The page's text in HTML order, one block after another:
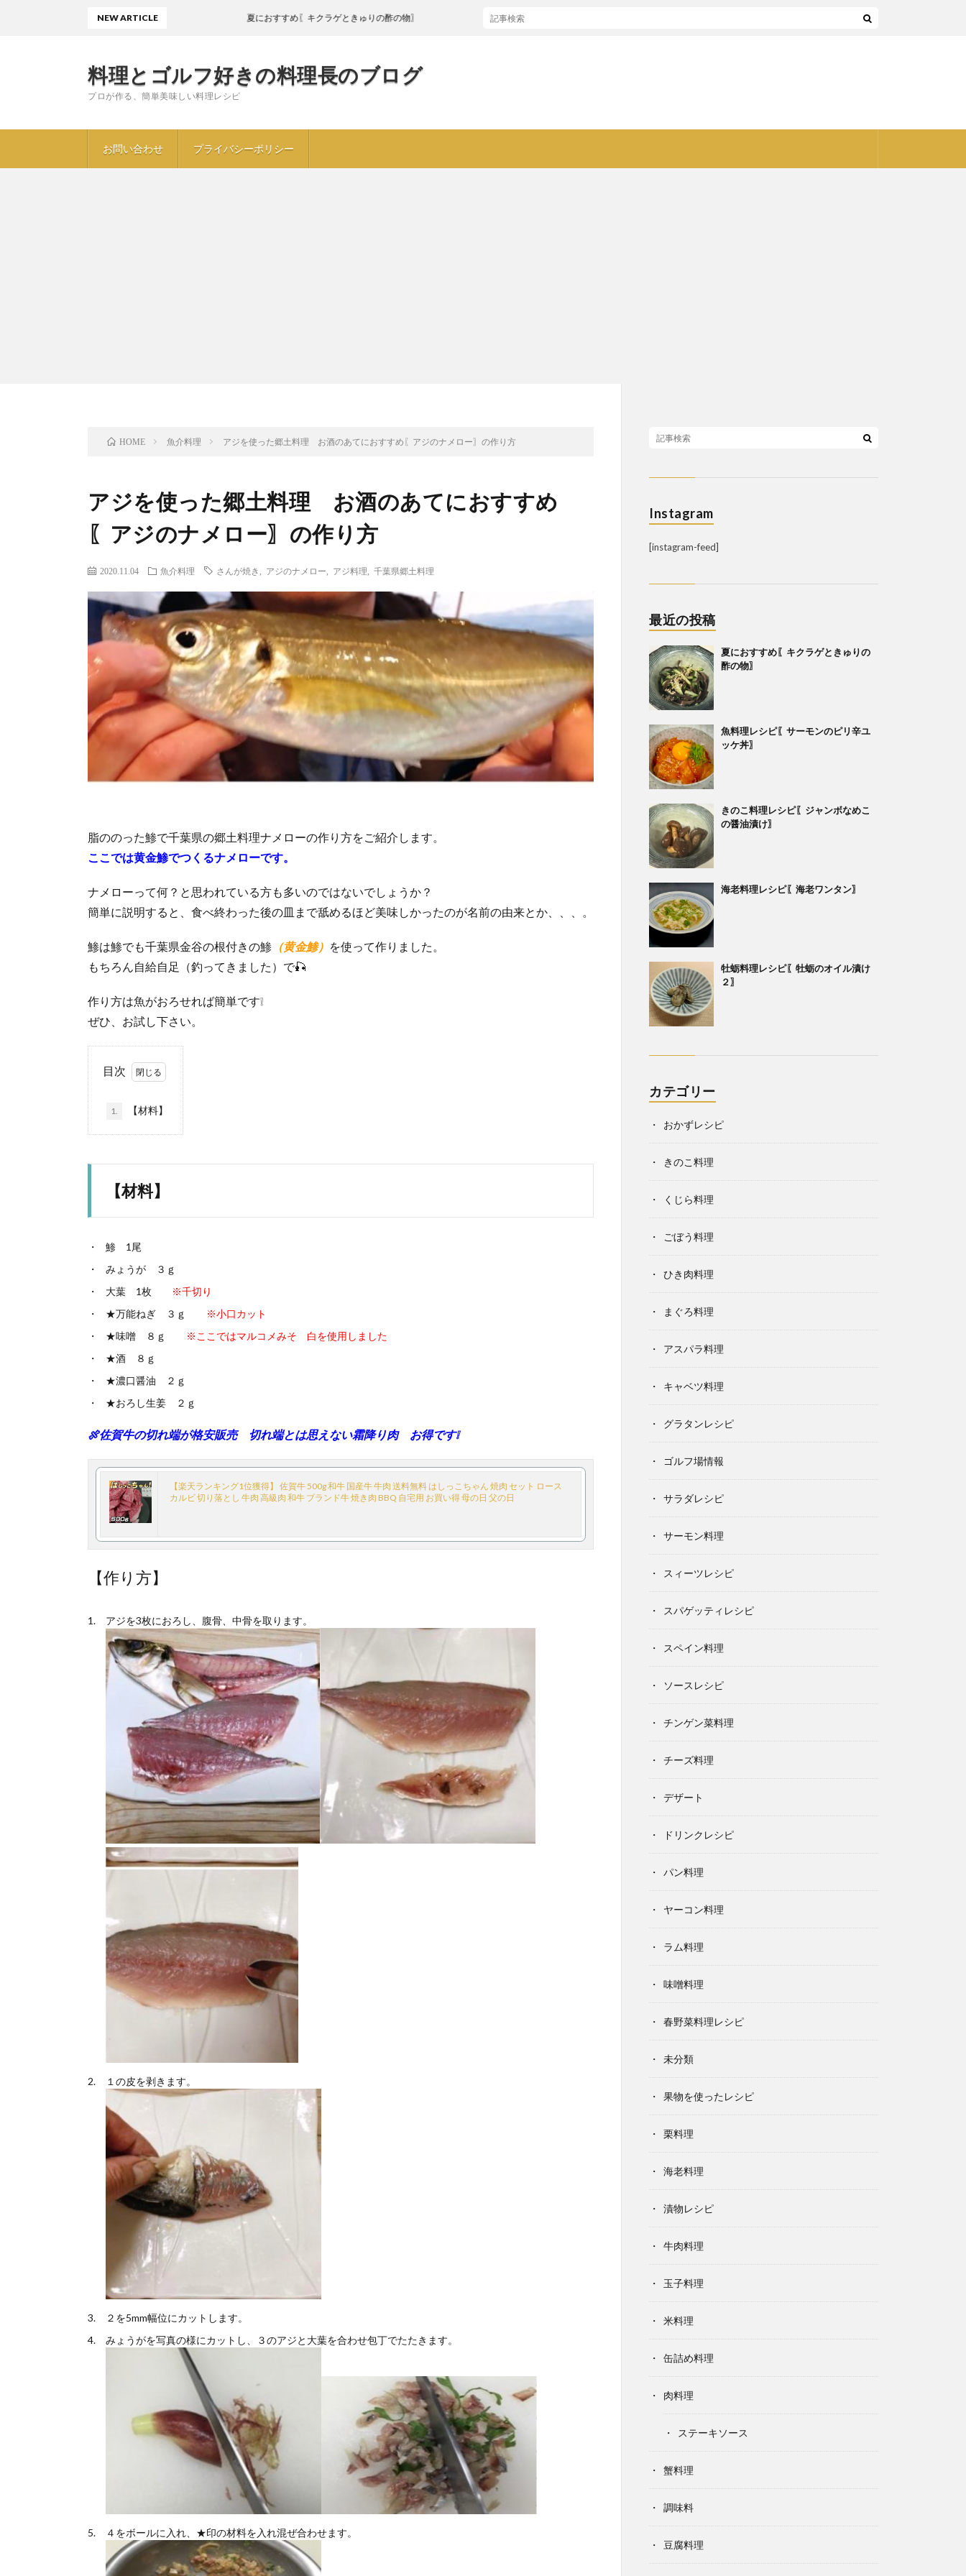
料理とゴルフ好きの料理長のブログ
プロが作る、簡単美味しい料理レシピ
お問い合わせ プライバシーポリシー
NEW ARTICLE 夏におすすめ〖キクラゲときゅりの酢の物〗
HOME 魚介料理 アジを使った郷土料理 お酒のあてにおすすめ〖アジのナメロー〗の作り方
アジを使った郷土料理 お酒のあてにおすすめ
〖アジのナメロー〗の作り方
2020.11.04 魚介料理 さんが焼き アジのナメロー アジ料理 千葉県郷土料理
脂ののった鯵で千葉県の郷土料理ナメローの作り方をご紹介します。
ここでは黄金鯵でつくるナメローです。
ナメローって何？と思われている方も多いのではないでしょうか？
簡単に説明すると、食べ終わった後の皿まで舐めるほど美味しかったのが名前の由来とか、、、。
鯵は鯵でも千葉県金谷の根付きの鯵 （黄金鯵） を使って作りました。
もちろん自給自足（釣ってきました）で🎣
作り方は魚がおろせれば簡単です❕
ぜひ、お試し下さい。
目次
1. 【材料】
【材料】
鯵 1尾
みょうが ３ｇ
大葉 1枚
※千切り
★万能ねぎ ３ｇ
※小口カット
★味噌 ８ｇ
※ここではマルコメみそ 白を使用しました
★酒 ８ｇ
★濃口醤油 ２ｇ
★おろし生姜 ２ｇ
🍖佐賀牛の切れ端が格安販売 切れ端とは思えない霜降り肉 お得です❕
【楽天ランキング1位獲得】 佐賀牛 500g 和牛 国産牛 牛肉 送料無料 はしっこちゃん 焼肉 セット ロース
カルビ 切り落とし 牛肉 高級肉 和牛 ブランド牛 焼き肉 BBQ 自宅用 お買い得 母の日 父の日
【作り方】
アジを3枚におろし、腹骨、中骨を取ります。
１の皮を剥きます。
２を5mm幅位にカットします。
みょうがを写真の様にカットし、３のアジと大葉を合わせ包丁でたたきます。
４をボールに入れ、★印の材料を入れ混ぜ合わせます。
Instagram
[instagram-feed]
最近の投稿
夏におすすめ〖キクラゲときゅりの
酢の物〗
魚料理レシピ〖サーモンのピリ辛ユ
ッケ丼〗
きのこ料理レシピ〖ジャンボなめこ
の醤油漬け〗
海老料理レシピ〖海老ワンタン〗
牡蛎料理レシピ〖牡蛎のオイル漬け
２〗
カテゴリー
おかずレシピ
きのこ料理
くじら料理
ごぼう料理
ひき肉料理
まぐろ料理
アスパラ料理
キャベツ料理
グラタンレシピ
ゴルフ場情報
サラダレシピ
サーモン料理
スィーツレシピ
スパゲッティレシピ
スペイン料理
ソースレシピ
チンゲン菜料理
チーズ料理
デザート
ドリンクレシピ
パン料理
ヤーコン料理
ラム料理
味噌料理
春野菜料理レシピ
未分類
果物を使ったレシピ
栗料理
海老料理
漬物レシピ
牛肉料理
玉子料理
米料理
缶詰め料理
肉料理
ステーキソース
蟹料理
調味料
豆腐料理